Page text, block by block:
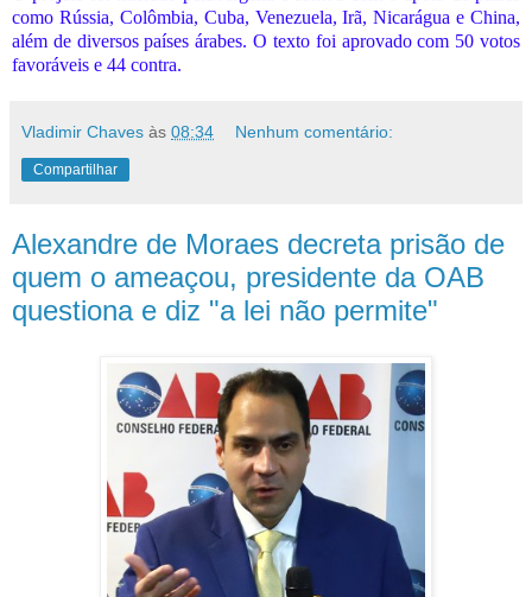
como Rússia, Colômbia, Cuba, Venezuela, Irã, Nicarágua e China,
além de diversos países árabes. O texto foi aprovado com 50 votos
favoráveis e 44 contra.
Vladimir Chaves às 08:34 Nenhum comentário:
Compartilhar
Alexandre de Moraes decreta prisão de
quem o ameaçou, presidente da OAB
questiona e diz "a lei não permite"